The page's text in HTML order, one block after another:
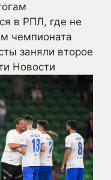
в РПЛ, где не
чемпионата
заняли второе
Новости